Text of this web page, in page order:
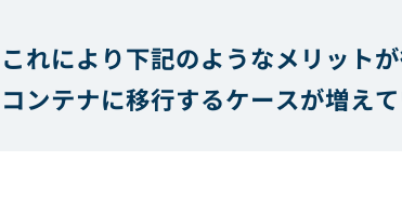
これにより下記のようなメリット
コンテナに移行するケースが増えて